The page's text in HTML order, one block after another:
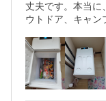
丈夫です。本当に
ウトドア、キャン